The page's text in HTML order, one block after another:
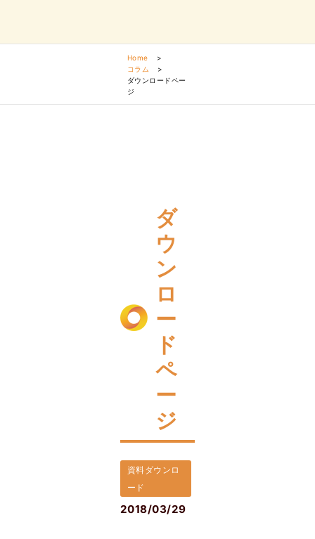
Home
>
コラム
>
ダウンロードペー
ジ
ダ
ウ
ン
ロ
ー
ド
ペ
ー
ジ
資料ダウンロ
ード
2018/03/29